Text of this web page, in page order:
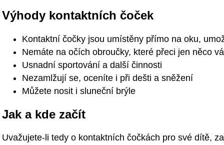
Výhody kontaktních čoček
Kontaktní čočky jsou umístěny přímo na oku,
Nemáte na očích obroučky, které přeci jen něco
Usnadní sportování a další činnosti
Nezamlžují se, oceníte i při dešti a sněžení
Můžete nosit i sluneční brýle
Jak a kde začít
Uvažujete-li tedy o kontaktních čočkách pro své dítě,